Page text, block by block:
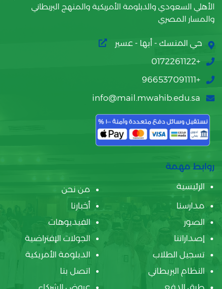
الأهلي السعودي والدبلومة الأمريكية والمنهج البريطاني
والمسار المصري
حي المنسك - أبها - عسير
+0172261122
+966537091111
info@mail.mwahib.edu.sa
روابط مهمة
الرئيسية
من نحن
مدارسنا
أخبارنا
الصور
الفيديوهات
إصداراتنا
الجولات الإفتراضية
تسجيل الطلاب
الدبلومة الأمريكية
النظام البريطاني
اتصل بنا